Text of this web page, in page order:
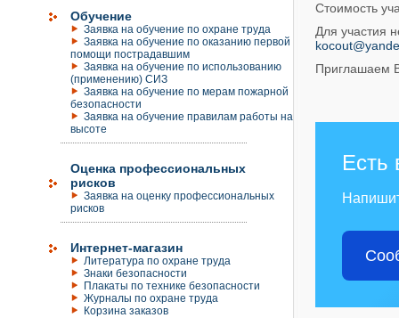
Обучение
Заявка на обучение по охране труда
Заявка на обучение по оказанию первой
помощи пострадавшим
Заявка на обучение по использованию
(применению) СИЗ
Заявка на обучение по мерам пожарной
безопасности
Заявка на обучение правилам работы на
высоте
Оценка профессиональных
рисков
Заявка на оценку профессиональных
рисков
Интернет-магазин
Литература по охране труда
Знаки безопасности
Плакаты по технике безопасности
Журналы по охране труда
Корзина заказов
Стоимость
Для участия
Приглашаем
Есть